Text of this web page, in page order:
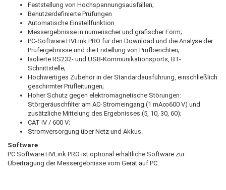
Feststellung von Hochspannungsausfällen;
Benutzerdefinierte Prüfungen
Automatische Einstellfunktion
Messergebnisse in numerischer und grafischer Form;
PC-Software HVLink PRO für den Download und die Analyse der
Prüfergebnisse und die Erstellung von Prüfberichten;
Isolierte RS232- und USB-Kommunikationsports, BT-
Schnittstelle;
Hochwertiges Zubehör in der Standardausführung, einschließlich
geschirmter Prüfleitungen;
Hoher Schutz gegen elektromagnetische Störungen:
Störgeräuschfilter am AC-Stromeingang (1 mA∞600 V) und
zusätzliche Mittelung des Ergebnisses (5, 10, 30, 60);
CAT IV / 600 V;
Stromversorgung über Netz und Akkus.
Software
PC Software HVLink PRO ist optional erhältliche Software zur
Übertragung der Messergebnisse vom Gerät auf PC.